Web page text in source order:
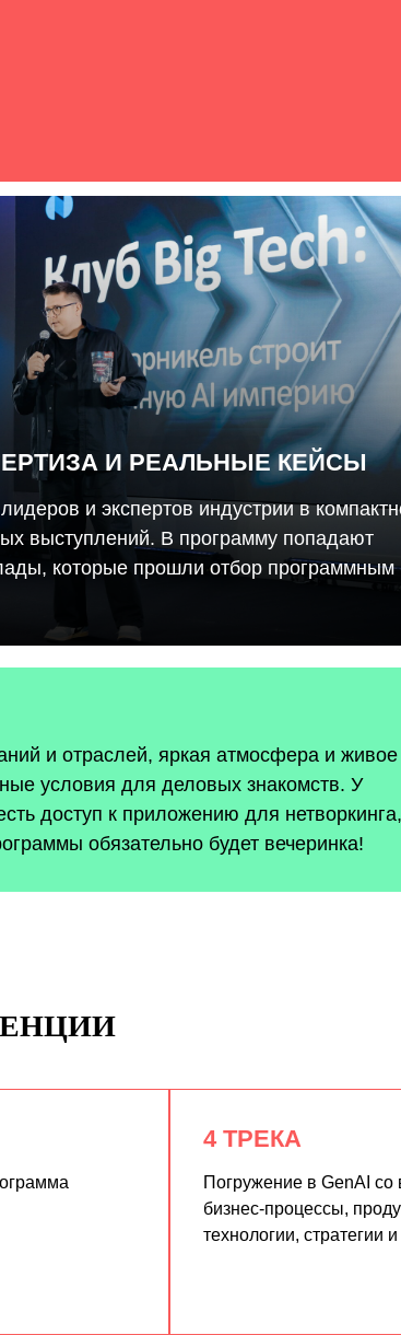
И РЕАЛЬНЫЕ КЕЙСЫ
и экспертов индустрии в
выступлений. В программу попадают
которые прошли отбор программным
и отраслей, яркая атмосфера и живое
условия для деловых знакомств. У
доступ к приложению для
обязательно будет вечеринка!
4 ТРЕКА
Погружение в GenAI
бизнес-процессы,
технологии, стратегии